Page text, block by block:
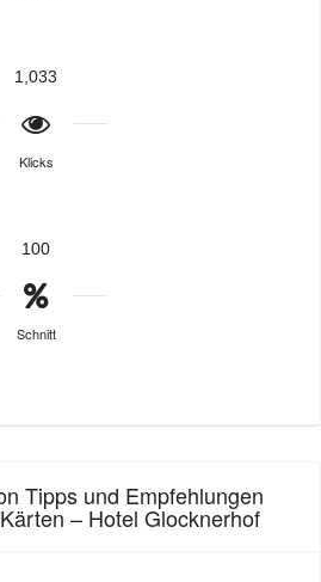
1,033
Klicks
100
Schnitt
Tipps und Empfehlungen
– Hotel Glocknerhof